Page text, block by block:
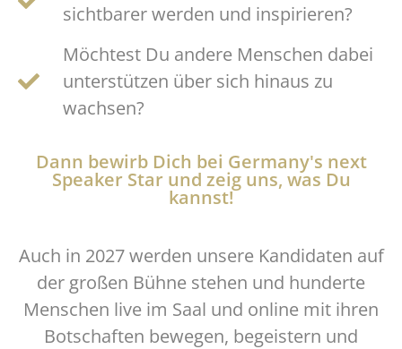
sichtbarer werden und inspirieren?
Möchtest Du andere Menschen dabei
unterstützen über sich hinaus zu
wachsen?
Dann bewirb Dich bei Germany's next
Speaker Star und zeig uns, was Du
kannst!
Auch in 2027 werden unsere Kandidaten auf
der großen Bühne stehen und hunderte
Menschen live im Saal und online mit ihren
Botschaften bewegen, begeistern und